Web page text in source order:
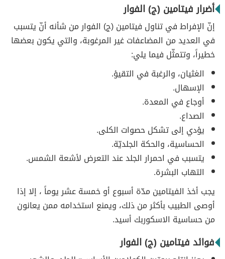
أضرار فيتامين (ج) الفوار
إنّ الإفراط في تناول فيتامين (ج) الفوار من شأنه أنّ يتسبب
في العديد من المضاعفات غير المرغوبة، والتي يكون بعضها
خطيراً، وتتمثّل فيما يلي:
الغثيان، والرغبة في التقيؤ.
الإسهال.
أوجاع في المعدة.
الصداع.
يؤدي إلى تشكل حصوات الكلى.
الحساسية، والحكة الجلديّة.
يتسبب في احمرار الجلد عند التعرض لأشعة الشمس.
التهاب البشرة.
يجب أخذ الفيتامين مدّة أسبوع أو خمسة عشر يوماً ، إلا إذا
أوصى الطبيب بأكثر من ذلك، ويمنع استخدامه ممن يعانون
من حساسية الاسكوربك أسيد.
فوائد فيتامين (ج) الفوار